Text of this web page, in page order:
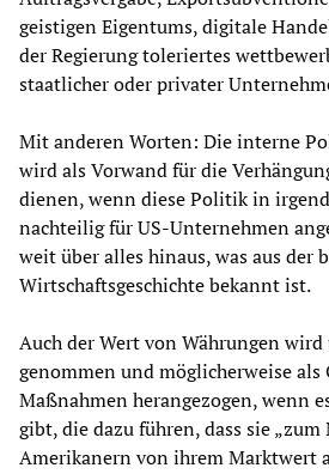
geistigen Eigentums, digitale
der Regierung toleriertes
staatlicher oder privater
Mit anderen Worten: Die interne
wird als Vorwand für die
dienen, wenn diese Politik in
nachteilig für US-Unternehmen
weit über alles hinaus, was aus der
Wirtschaftsgeschichte bekannt ist.
Auch der Wert von Währungen
genommen und möglicherweise als
Maßnahmen herangezogen, wenn
gibt, die dazu führen, dass sie
Amerikanern von ihrem Marktwert